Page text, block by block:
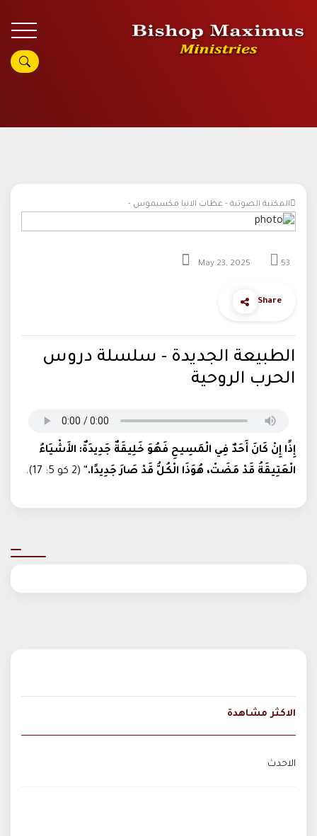
المكتبة الصوتية - عظات الانبا مكسيموس -
May 23, 2025 53
Share
الطبيعة الجديدة - سلسلة دروس
الحرب الروحية
إِذًا إِنْ كَانَ أَحَدٌ فِي الْمَسِيحِ فَهُوَ خَلِيقَةٌ جَدِيدَةٌ: الأَشْيَاءُ
الْعَتِيقَةُ قَدْ مَضَتْ، هُوَذَا الْكُلُّ قَدْ صَارَ جَدِيدًا." (2 كو 5: 17).
الاكثر مشاهدة
الاحدث